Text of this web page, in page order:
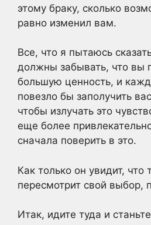
этому браку, сколько
равно изменил вам.
Все, что я пытаюсь
должны забывать, что вы
большую ценность, и
повезло бы заполучить
чтобы излучать это
еще более
сначала поверить в это.
Как только он увидит, что
пересмотрит свой выбор,
Итак, идите туда и